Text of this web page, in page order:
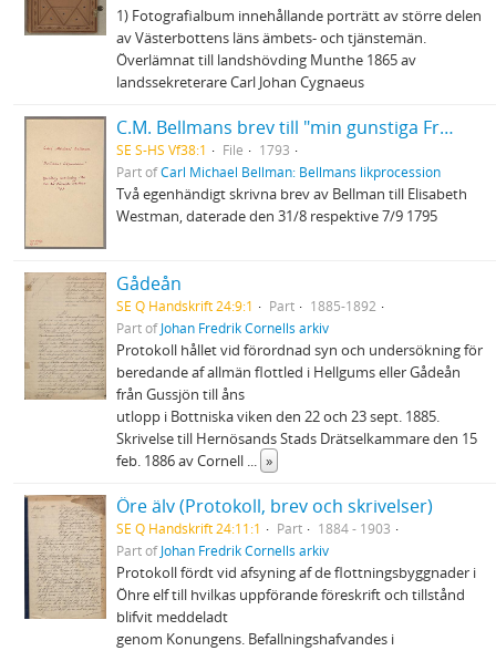
1) Fotografialbum innehållande porträtt av större delen
av Västerbottens läns ämbets- och tjänstemän.
Överlämnat till landshövding Munthe 1865 av
landssekreterare Carl Johan Cygnaeus
C.M. Bellmans brev till "min gunstiga Fru"
SE S-HS Vf38:1 File
1793
Part ofCarl Michael Bellman: Bellmans likprocession
Två egenhändigt skrivna brev av Bellman till Elisabeth
Westman, daterade den 31/8 respektive 7/9 1795
Gådeån
SE Q Handskrift 24:9:1 Part
1885-1892
Part ofJohan Fredrik Cornells arkiv
Protokoll hållet vid förordnad syn och undersökning för
beredande af allmän flottled i Hellgums eller Gådeån
från Gussjön till åns
utlopp i Bottniska viken den 22 och 23 sept. 1885.
Skrivelse till Hernösands Stads Drätselkammare den 15
feb. 1886 av Cornell ... »
Öre älv (Protokoll, brev och skrivelser)
SE Q Handskrift 24:11:1 Part
1884 - 1903
Part ofJohan Fredrik Cornells arkiv
Protokoll fördt vid afsyning af de flottningsbyggnader i
Öhre elf till hvilkas uppförande föreskrift och tillstånd
blifvit meddeladt
genom Konungens. Befallningshafvandes i